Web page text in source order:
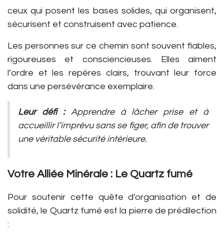
ceux qui posent les bases solides, qui organisent,
sécurisent et construisent avec patience.
Les personnes sur ce chemin sont souvent fiables,
rigoureuses et consciencieuses. Elles aiment
l’ordre et les repères clairs, trouvant leur force
dans une persévérance exemplaire.
Leur défi :Apprendre à lâcher prise et à
accueillir l’imprévu sans se figer, afin de trouver
une véritable sécurité intérieure.
Votre Alliée Minérale : Le Quartz fumé
Pour soutenir cette quête d'organisation et de
solidité, le Quartz fumé est la pierre de prédilection
: